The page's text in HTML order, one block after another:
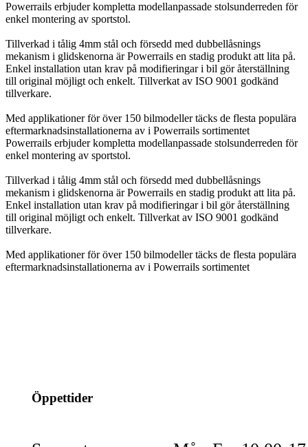
Powerrails erbjuder kompletta modellanpassade stolsunderreden för
enkel montering av sportstol.
Tillverkad i tålig 4mm stål och försedd med dubbellåsnings
mekanism i glidskenorna är Powerrails en stadig produkt att lita på.
Enkel installation utan krav på modifieringar i bil gör återställning
till original möjligt och enkelt. Tillverkat av ISO 9001 godkänd
tillverkare.
Med applikationer för över 150 bilmodeller täcks de flesta populära
eftermarknadsinstallationerna av i Powerrails sortimentet
Powerrails erbjuder kompletta modellanpassade stolsunderreden för
enkel montering av sportstol.
Tillverkad i tålig 4mm stål och försedd med dubbellåsnings
mekanism i glidskenorna är Powerrails en stadig produkt att lita på.
Enkel installation utan krav på modifieringar i bil gör återställning
till original möjligt och enkelt. Tillverkat av ISO 9001 godkänd
tillverkare.
Med applikationer för över 150 bilmodeller täcks de flesta populära
eftermarknadsinstallationerna av i Powerrails sortimentet
Öppettider